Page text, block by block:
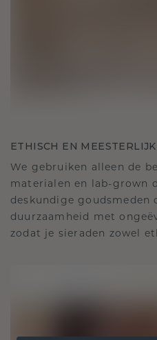
ETHISCH EN
We gebruiken alleen de
materialen en lab-grown
deskundige goudsmeden
duurzaamheid met
zodat je sieraden zowel